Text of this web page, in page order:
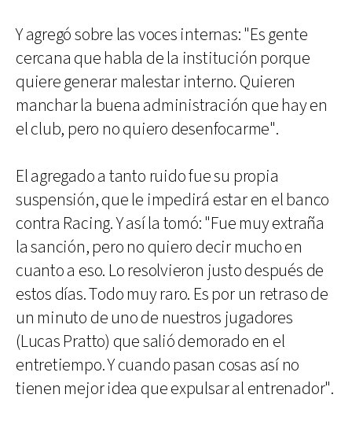
Y agregó sobre las voces internas: "Es gente
cercana que habla de la institución porque
quiere generar malestar interno. Quieren
manchar la buena administración que hay en
el club, pero no quiero desenfocarme".
El agregado a tanto ruido fue su propia
suspensión, que le impedirá estar en el banco
contra Racing. Y así la tomó: "Fue muy extraña
la sanción, pero no quiero decir mucho en
cuanto a eso. Lo resolvieron justo después de
estos días. Todo muy raro. Es por un retraso de
un minuto de uno de nuestros jugadores
(Lucas Pratto) que salió demorado en el
entretiempo. Y cuando pasan cosas así no
tienen mejor idea que expulsar al entrenador".